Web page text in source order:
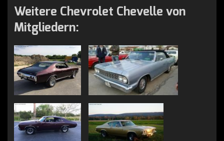
Weitere Chevrolet Chevelle von
Mitgliedern: